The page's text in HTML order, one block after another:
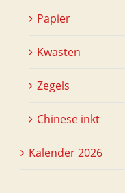
Papier
Kwasten
Zegels
Chinese inkt
Kalender 2026